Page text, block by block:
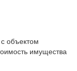
объектом
имущества